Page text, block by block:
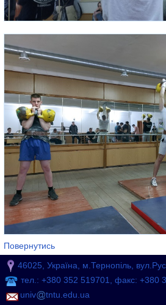
Повернутись
46025, Україна, м.Тернопіль,
тел.: +380 352 519701, факс: +380
univ
tntu.edu.ua